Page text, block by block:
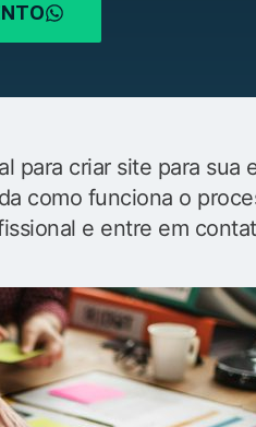
para criar site para sua
como funciona o
e entre em